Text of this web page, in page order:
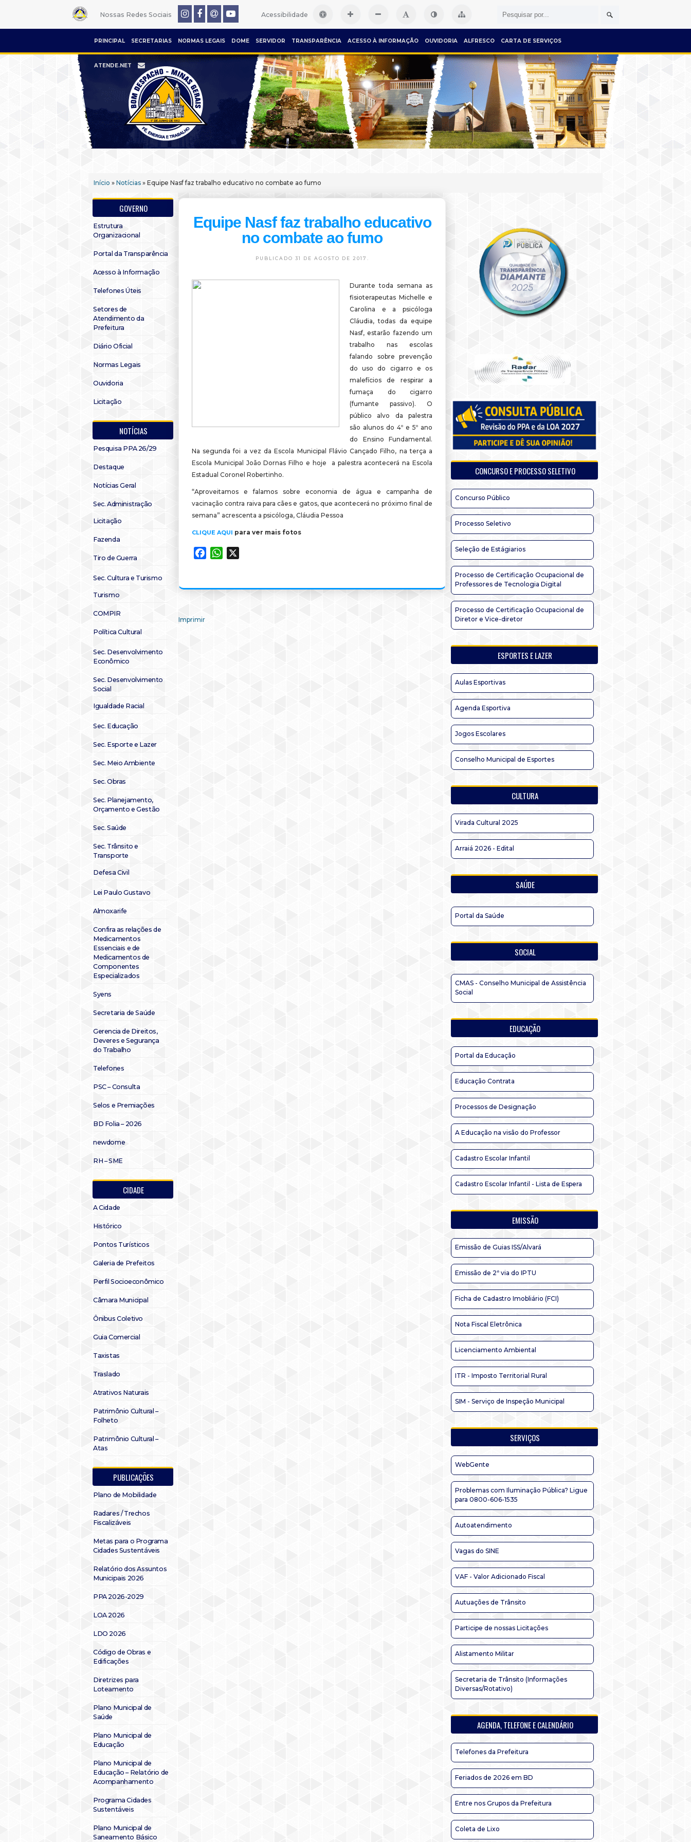
Nossas Redes Sociais Acessibilidade
PRINCIPAL SECRETARIAS NORMAS LEGAIS DOME SERVIDOR TRANSPARÊNCIA ACESSO À INFORMAÇÃO OUVIDORIA ALFRESCO CARTA DE SERVIÇOS
ATENDE.NET
Início » Notícias » Equipe Nasf faz trabalho educativo no combate ao fumo
GOVERNO
Estrutura
Organizacional
Portal da Transparência
Acesso à Informação
Telefones Úteis
Setores de
Atendimento da
Prefeitura
Diário Oficial
Normas Legais
Ouvidoria
Licitação
NOTÍCIAS
Pesquisa PPA 26/29
Destaque
Notícias Geral
Sec. Administração
Licitação
Fazenda
Tiro de Guerra
Sec. Cultura e Turismo
Turismo
COMPIR
Política Cultural
Sec. Desenvolvimento
Econômico
Sec. Desenvolvimento
Social
Igualdade Racial
Sec. Educação
Sec. Esporte e Lazer
Sec. Meio Ambiente
Sec. Obras
Sec. Planejamento,
Orçamento e Gestão
Sec. Saúde
Sec. Trânsito e
Transporte
Defesa Civil
Lei Paulo Gustavo
Almoxarife
Confira as relações de
Medicamentos
Essenciais e de
Medicamentos de
Componentes
Especializados
Syens
Secretaria de Saúde
Gerencia de Direitos,
Deveres e Segurança
do Trabalho
Telefones
PSC – Consulta
Selos e Premiações
BD Folia – 2026
newdome
RH – SME
CIDADE
A Cidade
Histórico
Pontos Turísticos
Galeria de Prefeitos
Perfil Socioeconômico
Câmara Municipal
Ônibus Coletivo
Guia Comercial
Taxistas
Traslado
Atrativos Naturais
Patrimônio Cultural –
Folheto
Patrimônio Cultural –
Atas
PUBLICAÇÕES
Plano de Mobilidade
Radares / Trechos
Fiscalizáveis
Metas para o Programa
Cidades Sustentáveis
Relatório dos Assuntos
Municipais 2026
PPA 2026-2029
LOA 2026
LDO 2026
Código de Obras e
Edificações
Diretrizes para
Loteamento
Plano Municipal de
Saúde
Plano Municipal de
Educação
Plano Municipal de
Educação – Relatório de
Acompanhamento
Programa Cidades
Sustentáveis
Plano Municipal de
Saneamento Básico
Equipe Nasf faz trabalho educativo
no combate ao fumo
PUBLICADO 31 DE AGOSTO DE 2017.
Durante toda semana as
fisioterapeutas Michelle e
Carolina e a psicóloga
Cláudia, todas da equipe
Nasf, estarão fazendo um
trabalho nas escolas
falando sobre prevenção
do uso do cigarro e os
malefícios de respirar a
fumaça do cigarro
(fumante passivo). O
público alvo da palestra
são alunos do 4º e 5º ano
do Ensino Fundamental.
Na segunda foi a vez da Escola Municipal Flávio Cançado Filho, na terça a
Escola Municipal João Dornas Filho e hoje a palestra acontecerá na Escola
Estadual Coronel Robertinho.
“Aproveitamos e falamos sobre economia de água e campanha de
vacinação contra raiva para cães e gatos, que acontecerá no próximo final de
semana” acrescenta a psicóloga, Cláudia Pessoa
CLIQUE AQUI para ver mais fotos
FacebookWhatsApp
Imprimir
CONCURSO E PROCESSO SELETIVO
Concurso Público
Processo Seletivo
Seleção de Estágiarios
Processo de Certificação Ocupacional de
Professores de Tecnologia Digital
Processo de Certificação Ocupacional de
Diretor e Vice-diretor
ESPORTES E LAZER
Aulas Esportivas
Agenda Esportiva
Jogos Escolares
Conselho Municipal de Esportes
CULTURA
Virada Cultural 2025
Arraiá 2026 - Edital
SAÚDE
Portal da Saúde
SOCIAL
CMAS - Conselho Municipal de Assistência
Social
EDUCAÇÃO
Portal da Educação
Educação Contrata
Processos de Designação
A Educação na visão do Professor
Cadastro Escolar Infantil
Cadastro Escolar Infantil - Lista de Espera
EMISSÃO
Emissão de Guias ISS/Alvará
Emissão de 2ª via do IPTU
Ficha de Cadastro Imobliário (FCI)
Nota Fiscal Eletrônica
Licenciamento Ambiental
ITR - Imposto Territorial Rural
SIM - Serviço de Inspeção Municipal
SERVIÇOS
WebGente
Problemas com Iluminação Pública? Ligue
para 0800-606-1535
Autoatendimento
Vagas do SINE
VAF - Valor Adicionado Fiscal
Autuações de Trânsito
Participe de nossas Licitações
Alistamento Militar
Secretaria de Trânsito (Informações
Diversas/Rotativo)
AGENDA, TELEFONE E CALENDÁRIO
Telefones da Prefeitura
Feriados de 2026 em BD
Entre nos Grupos da Prefeitura
Coleta de Lixo